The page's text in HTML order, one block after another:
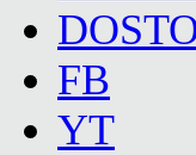
FB
YT